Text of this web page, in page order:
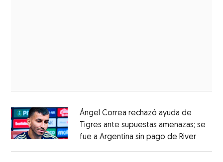
Ángel Correa rechazó ayuda de
Tigres ante supuestas amenazas; se
fue a Argentina sin pago de RiverOpens